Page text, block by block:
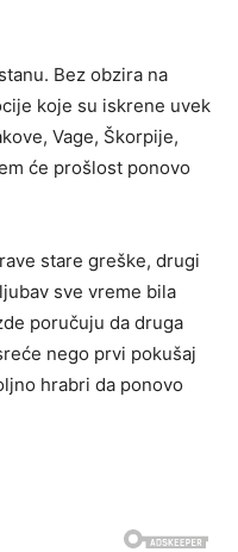
Bez obzira na
koje su iskrene uvek
Vage, Škorpije,
će prošlost ponovo
stare greške, drugi
sve vreme bila
poručuju da druga
nego prvi pokušaj
hrabri da ponovo